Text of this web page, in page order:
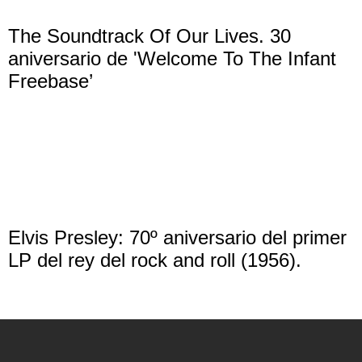
The Soundtrack Of Our Lives. 30
aniversario de 'Welcome To The Infant
Freebase’
Elvis Presley: 70º aniversario del primer
LP del rey del rock and roll (1956).